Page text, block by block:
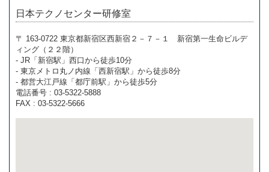
日本テクノセンター研修室
〒 163-0722 東京都新宿区西新宿２－７－１ 新宿第一生命ビルデ
ィング（２２階）
- JR「新宿駅」西口から徒歩10分
- 東京メトロ丸ノ内線「西新宿駅」から徒歩8分
- 都営大江戸線「都庁前駅」から徒歩5分
電話番号 : 03-5322-5888
FAX : 03-5322-5666